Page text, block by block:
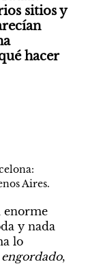
sitios y
hacer
Aires.
enorme
y nada
lo
,